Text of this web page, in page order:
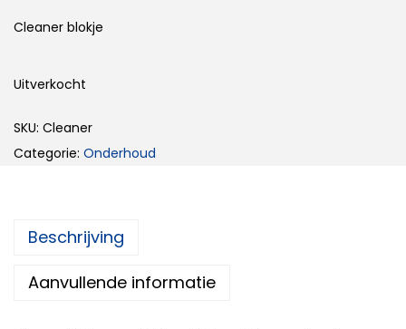
Cleaner blokje
Uitverkocht
SKU: Cleaner
Categorie: Onderhoud
Beschrijving
Aanvullende informatie